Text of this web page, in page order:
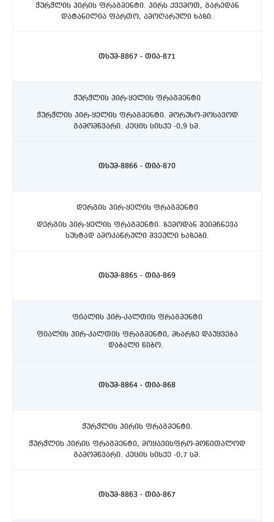
ჭურჭლის პირის ფრაგმენტი. პირს ქვემოთ, გარედან
დატანილია ფართო, ამოღარული ხაზი.
თსუმ-8867 - თია-871
ჭურჭლის პირ-ყელის ფრაგმენტი
ჭურჭლის პირ-ყელის ფრაგმენტი. მორუხო-მოსავოდ
გამომწვარი. კეცის სისქე -0,9 სმ.
თსუმ-8866 - თია-870
დერგის პირ-ყელის ფრაგმენტი
დერგის პირ-ყელის ფრაგმენტი. ზემოდან შეიმჩნევა
სუსტად ამოკაწრული შვეული ხაზები.
თსუმ-8865 - თია-869
ფიალის პირ-კალთის ფრაგმენტი
ფიალის პირ-კალთის ფრაგმენტი, მხარზე დაუყვება
დაბალი წიბო.
თსუმ-8864 - თია-868
ჭურჭლის პირის ფრაგმენტი.
ჭურჭლის პირის ფრაგმენტი, მოყავისფრო-მოწითალოდ
გამომწვარი. კეცის სისქე -0,7 სმ.
თსუმ-8863 - თია-867